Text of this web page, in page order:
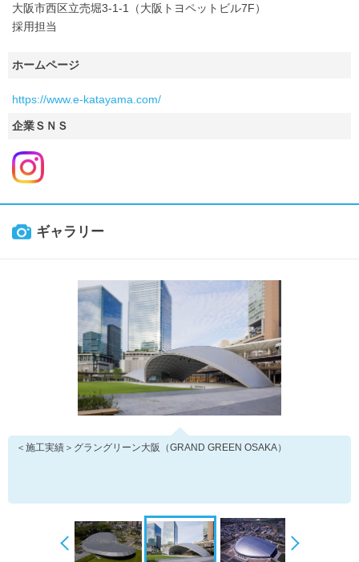
大阪市西区立売堀3-1-1（大阪トヨペットビル7F）
採用担当
ホームページ
https://www.e-katayama.com/
企業ＳＮＳ
ギャラリー
＜施工実績＞グラングリーン大阪（GRAND GREEN OSAKA）